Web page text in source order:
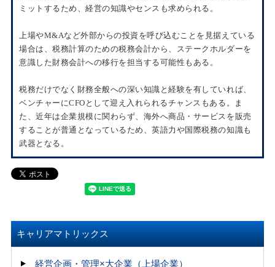
ミットするため、経営の知識やセンスも求められる。
上場やM&Aなど外部からの投資を呼び込むことを見据えている
場合は、税務計算のための税務会計から、ステークホルダーを
意識した財務会計への移行を担当する可能性もある。
税務だけでなく財務全般への深い知識と経験を有していれば、
ベンチャーにCFOとして迎え入れられるチャンスもある。ま
た、近年は企業規模に関わらず、海外へ商品・サービスを販売
することが普通となっているため、英語力や国際税務の知識も
武器となる。
キャリアマトリックス
経営企画・管理×大企業（上場企業）